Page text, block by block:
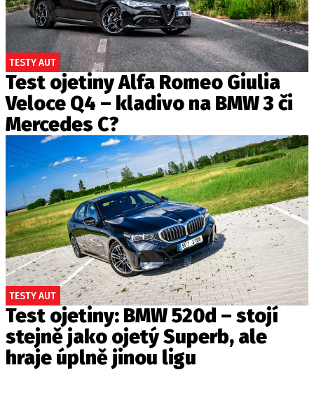
TESTY AUT
Test ojetiny Alfa Romeo Giulia
Veloce Q4 – kladivo na BMW 3 či
Mercedes C?
TESTY AUT
Test ojetiny: BMW 520d – stojí
stejně jako ojetý Superb, ale
hraje úplně jinou ligu